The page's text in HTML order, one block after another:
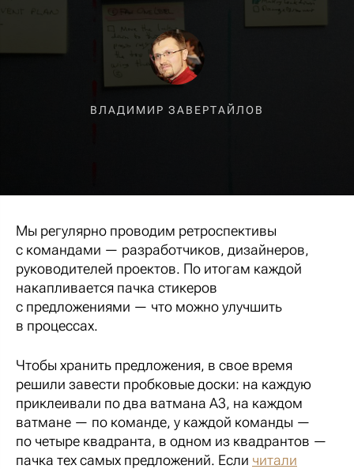
ВЛАДИМИР ЗАВЕРТАЙЛОВ
Мы регулярно проводим ретроспективы
с командами — разработчиков, дизайнеров,
руководителей проектов. По итогам каждой
накапливается пачка стикеров
с предложениями — что можно улучшить
в процессах.
Чтобы хранить предложения, в свое время
решили завести пробковые доски: на каждую
приклеивали по два ватмана А3, на каждом
ватмане — по команде, у каждой команды —
по четыре квадранта, в одном из квадрантов —
пачка тех самых предложений. Если читали